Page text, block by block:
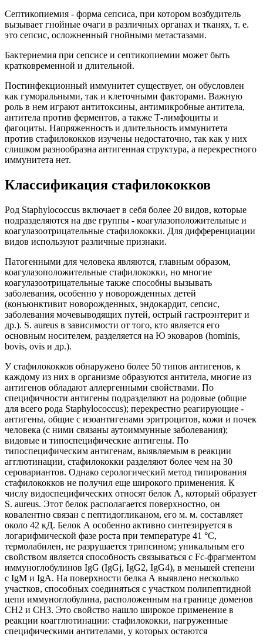
Септикопиемия - форма сепсиса, при котором возбудитель
вызывает гнойные очаги в различных органах и тканях, т. е.
это сепсис, осложненный гнойными метастазами.
Бактериемия при сепсисе и септикопиемии может быть
кратковременной и длительной.
Постинфекционный иммунитет существует, он обусловлен
как гуморальными, так и клеточными факторами. Важную
роль в нем играют антитоксины, антимикробные антитела,
антитела против ферментов, а также Т-лимфоциты и
фагоциты. Напряженность и длительность иммунитета
против стафилококков изучены недостаточно, так как у них
слишком разнообразна антигенная структура, а перекрестного
иммунитета нет.
Классификация стафилококков
Род Staphylococcus включает в себя более 20 видов, которые
подразделяются на две группы - коагулазоположительные и
коагулазоотрицательные стафилококки. Для дифференциации
видов используют различные признаки.
Патогенными для человека являются, главным образом,
коагулазоположительные стафилококки, но многие
коагулазоотрицательные также способны вызывать
заболевания, особенно у новорожденных детей
(конъюнктивит новорожденных, эндокардит, сепсис,
заболевания мочевыводящих путей, острый гастроэнтерит и
др.). S. aureus в зависимости от того, кто является его
основным носителем, разделяется на Ю эковаров (hominis,
bovis, ovis и др.).
У стафилококков обнаружено более 50 типов антигенов, к
каждому из них в организме образуются антитела, многие из
антигенов обладают аллергенными свойствами. По
специфичности антигены подразделяют на родовые (общие
для всего рода Staphylococcus); перекрестно реагирующие -
антигены, общие с изоантигенами эритроцитов, кожи и почек
человека (с ними связаны аутоиммунные заболевания);
видовые и типоспецифические антигены. По
типоспецифическим антигенам, выявляемым в реакции
агглютинации, стафилококки разделяют более чем на 30
серовариантов. Однако серологический метод типирования
стафилококков не получил еще широкого применения. К
числу видоспецифических относят белок А, который образует
S. aureus. Этот белок располагается поверхностно, он
ковалентно связан с пептидогликаном, его м. м. составляет
около 42 кД. Белок А особенно активно синтезируется в
логарифмической фазе роста при температуре 41 °С,
термолабилен, не разрушается трипсином; уникальным его
свойством является способность связываться с Fc-фрагментом
иммуноглобулинов IgG (IgGj, IgG2, IgG4), в меньшей степени
с IgM и IgA. На поверхности белка А выявлено несколько
участков, способных соединяться с участком полипептидной
цепи иммуноглобулина, расположенным на границе доменов
СН2 и СН3. Это свойство нашло широкое применение в
реакции коагглютинации: стафилококки, нагруженные
специфическими антителами, у которых остаются